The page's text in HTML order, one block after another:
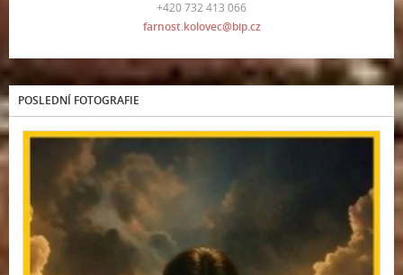
+420 732 413 066
farnost.kolovec@bip.cz
POSLEDNÍ FOTOGRAFIE